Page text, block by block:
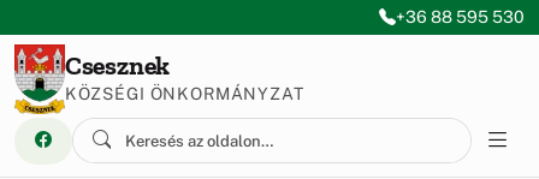
+36 88 595 530
Csesznek
KÖZSÉGI ÖNKORMÁNYZAT